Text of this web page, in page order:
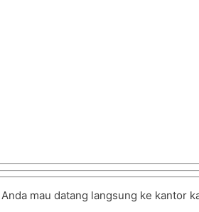
mau datang langsung ke kantor